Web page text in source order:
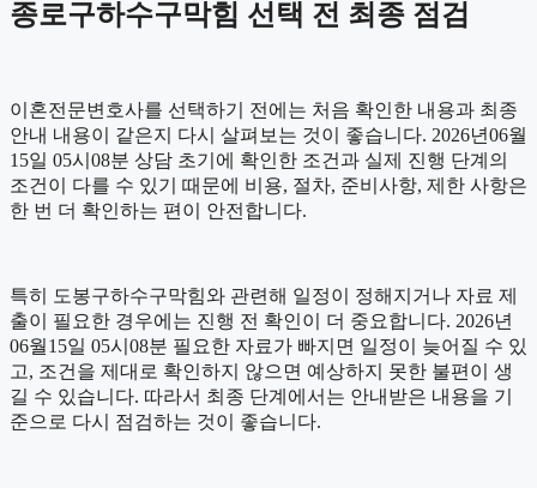
종로구하수구막힘 선택 전 최종 점검
이혼전문변호사를 선택하기 전에는 처음 확인한 내용과 최종
안내 내용이 같은지 다시 살펴보는 것이 좋습니다. 2026년06월
15일 05시08분 상담 초기에 확인한 조건과 실제 진행 단계의
조건이 다를 수 있기 때문에 비용, 절차, 준비사항, 제한 사항은
한 번 더 확인하는 편이 안전합니다.
특히 도봉구하수구막힘와 관련해 일정이 정해지거나 자료 제
출이 필요한 경우에는 진행 전 확인이 더 중요합니다. 2026년
06월15일 05시08분 필요한 자료가 빠지면 일정이 늦어질 수 있
고, 조건을 제대로 확인하지 않으면 예상하지 못한 불편이 생
길 수 있습니다. 따라서 최종 단계에서는 안내받은 내용을 기
준으로 다시 점검하는 것이 좋습니다.